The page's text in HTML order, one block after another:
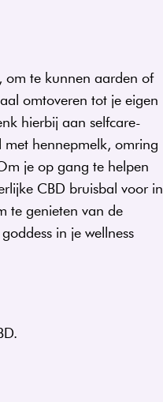
om te kunnen aarden of
omtoveren tot je eigen
hierbij aan selfcare-
met hennepmelk, omring
je op gang te helpen
CBD bruisbal voor in
te genieten van de
in je wellness